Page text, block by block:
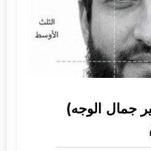
جمال الوجه)